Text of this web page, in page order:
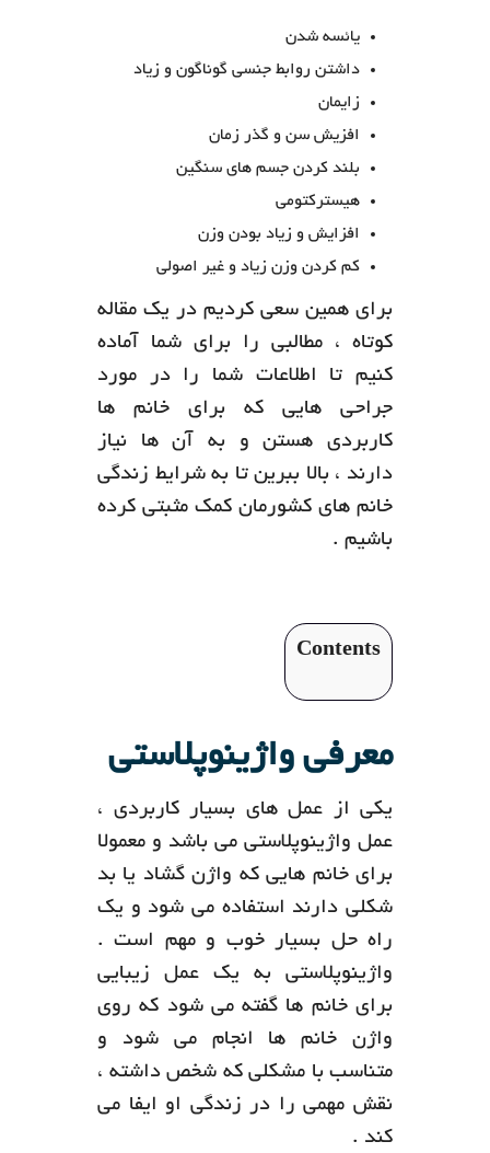
یائسه شدن
داشتن روابط جنسی گوناگون و زیاد
زایمان
افزیش سن و گذر زمان
بلند کردن جسم های سنگین
هیسترکتومی
افزایش و زیاد بودن وزن
کم کردن وزن زیاد و غیر اصولی
برای همین سعی کردیم در یک مقاله
کوتاه ، مطالبی را برای شما آماده
کنیم تا اطلاعات شما را در مورد
جراحی هایی که برای خانم ها
کاربردی هستن و به آن ها نیاز
دارند ، بالا ببرین تا به شرایط زندگی
خانم های کشورمان کمک مثبتی کرده
باشیم .
Contents
معرفی واژینوپلاستی
یکی از عمل های بسیار کاربردی ،
عمل واژینوپلاستی می باشد و معمولا
برای خانم هایی که واژن گشاد یا بد
شکلی دارند استفاده می شود و یک
راه حل بسیار خوب و مهم است .
واژینوپلاستی به یک عمل زیبایی
برای خانم ها گفته می شود که روی
واژن خانم ها انجام می شود و
متناسب با مشکلی که شخص داشته ،
نقش مهمی را در زندگی او ایفا می
کند .